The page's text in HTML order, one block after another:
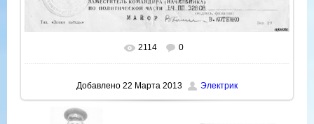
В реальном размере 1000x692
2114 0
Добавлено 22 Марта 2013 Электрик